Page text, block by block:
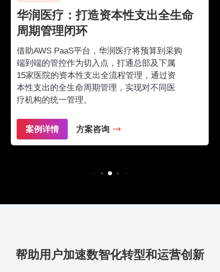
华润医疗：打造资本性支出全生命
周期管理闭环
借助AWS PaaS平台，华润医疗将预算到采购
端到端的管控作为切入点，打通总部及下属
15家医院的资本性支出全流程管理，通过资
本性支出的全生命周期管理，实现对不同医
疗机构的统一管理。
案例详情 方案咨询
帮助用户加速数智化转型和运营创新